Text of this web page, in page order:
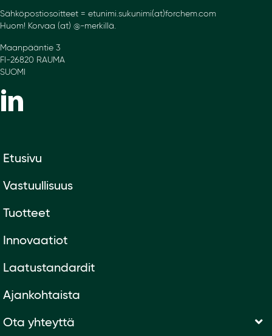
Sähköpostiosoitteet = etunimi.sukunimi(at)forchem.com
Huom! Korvaa (at) @-merkillä.
Maanpääntie 3
FI-26820 RAUMA
SUOMI
Etusivu
Vastuullisuus
Tuotteet
Innovaatiot
Laatustandardit
Ajankohtaista
Ota yhteyttä